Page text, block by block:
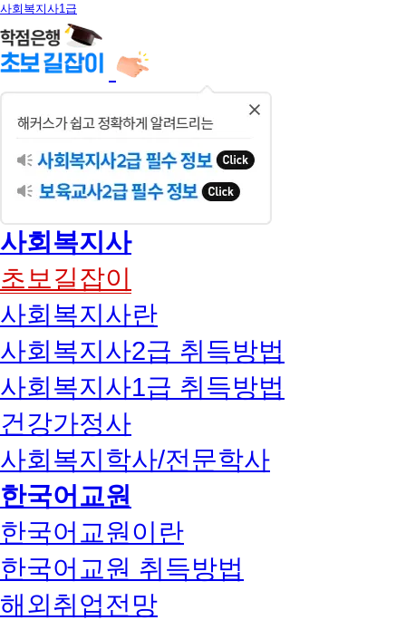
사회복지사1급
사회복지사
초보길잡이
사회복지사란
사회복지사2급 취득방법
사회복지사1급 취득방법
건강가정사
사회복지학사/전문학사
한국어교원
한국어교원이란
한국어교원 취득방법
해외취업전망